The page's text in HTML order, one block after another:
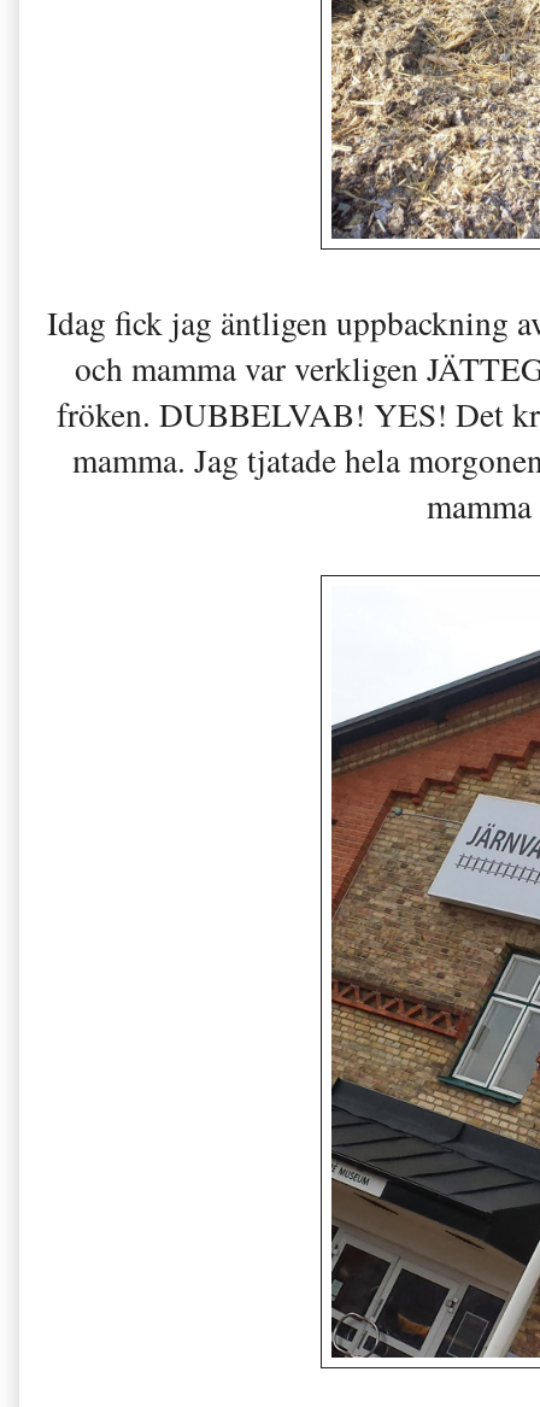
Idag fick jag äntligen uppbackning
och mamma var verkligen
fröken. DUBBELVAB! YES! Det
mamma. Jag tjatade hela